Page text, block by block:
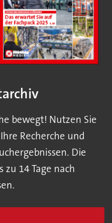
bewegt! Nutzen Sie
Recherche und
Die
zu 14 Tage nach